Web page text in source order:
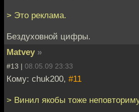
> Это реклама.
Бездуховной цифры.
Matvey »
#13 | 08.05.09 23:33
Кому: chuk200, #11
> Винил якобы тоже